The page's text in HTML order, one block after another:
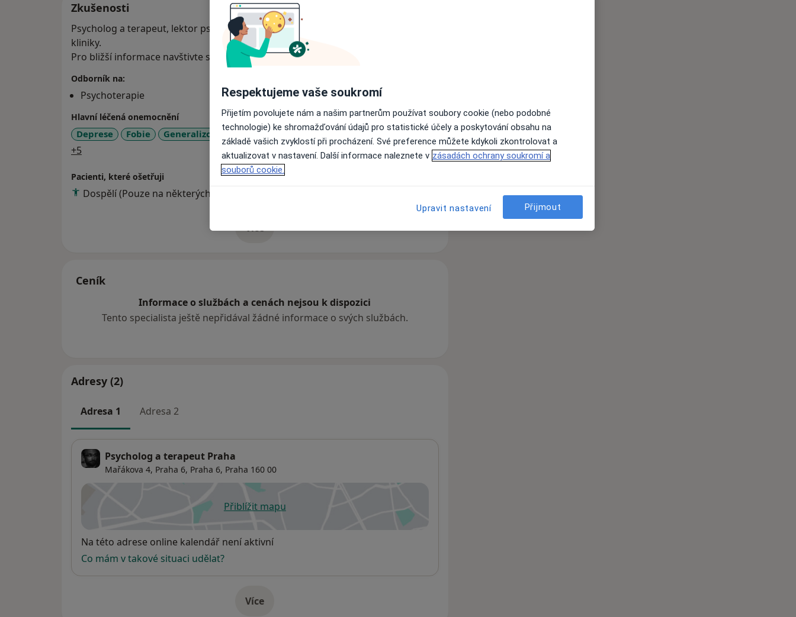
Zkušenosti
Psycholog a terapeut, lektor psychoterapeutického výcviku, terapeut sociální
kliniky.
Pro bližší informace navštivte stránky www.petrpasek.cz
Odborník na:
Psychoterapie
Hlavní léčená onemocnění
Deprese Fobie Generalizované úzkostné poruchy Vztahová krize Stres
+5
Pacienti, které ošetřuji
Dospělí (Pouze na některých adresách)
Víceo zkušenostech
Ceník
Informace o službách a cenách nejsou k dispozici
Tento specialista ještě nepřidával žádné informace o svých službách.
Adresy (2)
Adresa 1 Adresa 2
Psycholog a terapeut Praha
Mařákova 4, Praha 6, Praha 6, Praha 160 00
Přiblížit mapuse otevře v nové záložce
Dostupnost
Na této adrese online kalendář není aktivní
Co mám v takové situaci udělat?
Víceo adrese
Respektujeme vaše soukromí
Přijetím povolujete nám a našim partnerům používat soubory cookie (nebo podobné
technologie) ke shromažďování údajů pro statistické účely a poskytování obsahu na
základě vašich zvyklostí při procházení. Své preference můžete kdykoli zkontrolovat a
aktualizovat v nastavení. Další informace naleznete v zásadách ochrany soukromí a
souborů cookie.
Upravit nastavení Přijmout